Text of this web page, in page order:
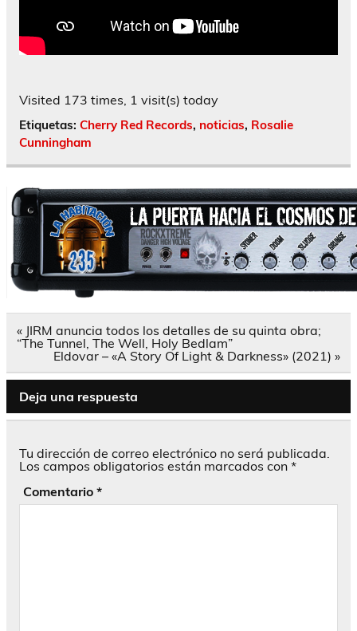
Visited 173 times, 1 visit(s) today
Etiquetas: Cherry Red Records, noticias, Rosalie
Cunningham
Navegación
de
entradas
« JIRM anuncia todos los detalles de su quinta obra;
“The Tunnel, The Well, Holy Bedlam”
Eldovar – «A Story Of Light & Darkness» (2021) »
Deja una respuesta
Tu dirección de correo electrónico no será publicada.
Los campos obligatorios están marcados con *
Comentario *